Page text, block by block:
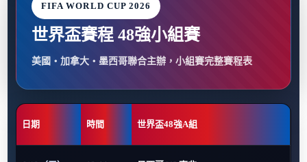
FIFA WORLD CUP 2026
世界盃賽程 48強小組賽
美國・加拿大・墨西哥聯合主辦，小組賽完整賽程表
日期 時間 世界盃48強A組